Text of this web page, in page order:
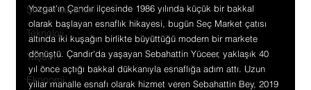
Şirket Haberleri
Teknoloji
Yaşam
Ekonomi
Yozgat'ın Çandır ilçesinde 1986 yılında küçük bir bakkal
olarak başlayan esnaflık hikayesi, bugün Seç Market çatısı
altında iki kuşağın birlikte büyüttüğü modern bir markete
dönüştü. Çandır'da yaşayan Sebahattin Yüceer, yaklaşık 40
yıl önce açtığı bakkal dükkanıyla esnaflığa adım attı. Uzun
yıllar mahalle esnafı olarak hizmet veren Sebahattin Bey, 2019